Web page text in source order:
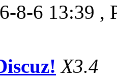
8-6 13:39 ,
X3.4